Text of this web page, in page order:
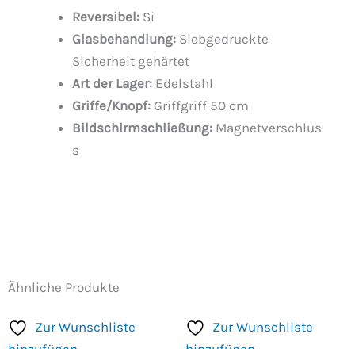
Reversibel: Si
Glasbehandlung: Siebgedruckte
Sicherheit gehärtet
Art der Lager: Edelstahl
Griffe/Knopf: Griffgriff 50 cm
Bildschirmschließung: Magnetverschlus
s
Ähnliche Produkte
Zur Wunschliste
Zur Wunschliste